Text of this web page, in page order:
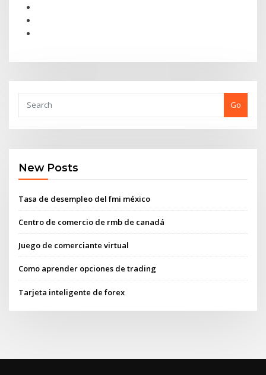
Go
New Posts
Tasa de desempleo del fmi méxico
Centro de comercio de rmb de canadá
Juego de comerciante virtual
Como aprender opciones de trading
Tarjeta inteligente de forex